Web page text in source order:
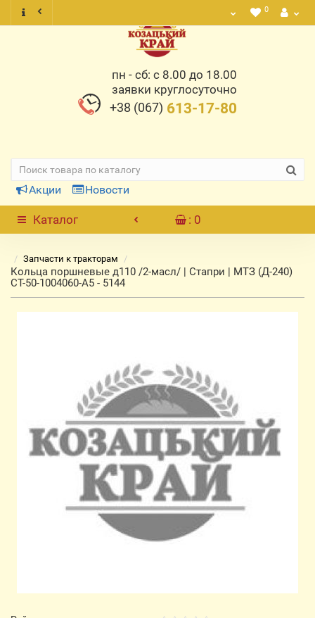
0
пн - сб: с 8.00 до 18.00
заявки круглосуточно
+38 (067) 613-17-80
Акции Новости
Каталог : 0
Запчасти к тракторам
Кольца поршневые д110 /2-масл/ | Стапри | МТЗ (Д-240)
СТ-50-1004060-А5 - 5144